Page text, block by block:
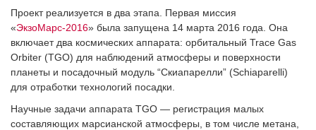
Проект реализуется в два этапа. Первая миссия
«ЭкзоМарс-2016» была запущена 14 марта 2016 года. Она
включает два космических аппарата: орбитальный Trace Gas
Orbiter (TGO) для наблюдений атмосферы и поверхности
планеты и посадочный модуль “Скиапарелли” (Schiaparelli)
для отработки технологий посадки.
Научные задачи аппарата TGO — регистрация малых
составляющих марсианской атмосферы, в том числе метана,